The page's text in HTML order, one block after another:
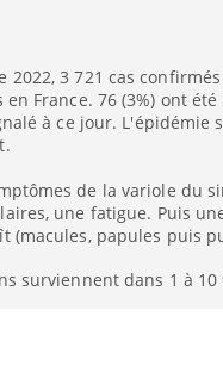
2022, 3 721 cas
France. 76 (3%) ont
à ce jour. L'épidémie
de la variole du
une fatigue. Puis
(macules, papules puis
surviennent dans 1 à 10